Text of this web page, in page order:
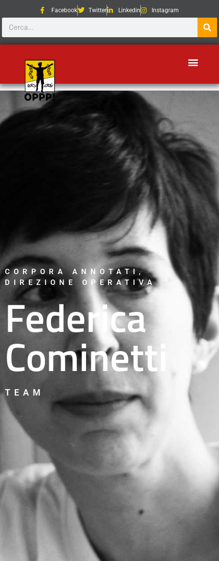
Facebook Twitter Linkedin Instagram
CORPORA ANNOTATI ,
DIREZIONE OPERATIVA
Federica
Cominetti
TEAM